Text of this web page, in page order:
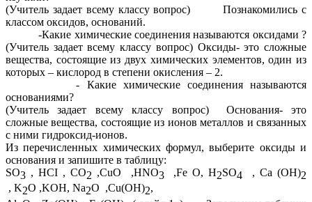
(Учитель задает всему классу вопрос) Познакомились с
классом оксидов, оснований.
-Какие химические соединения называются оксидами ?
(Учитель задает всему классу вопрос) Оксиды- это сложные
вещества, состоящие из двух химических элементов, один из
которых – кислород в степени окисления – 2.
- Какие химические соединения называются
основаниями?
(Учитель задает всему классу вопрос) Основания- это
сложные вещества, состоящие из ионов металлов и связанных
с ними гидроксид-ионов.
Из перечисленных химических формул, выберите оксиды и
основания и запишите в таблицу:
SO3 , HCI , CO2 ,CuO ,HNO3,Fe O, H2SO4, Ca (OH)2
, K2O ,KOH, Na2O ,Cu(OH)2,